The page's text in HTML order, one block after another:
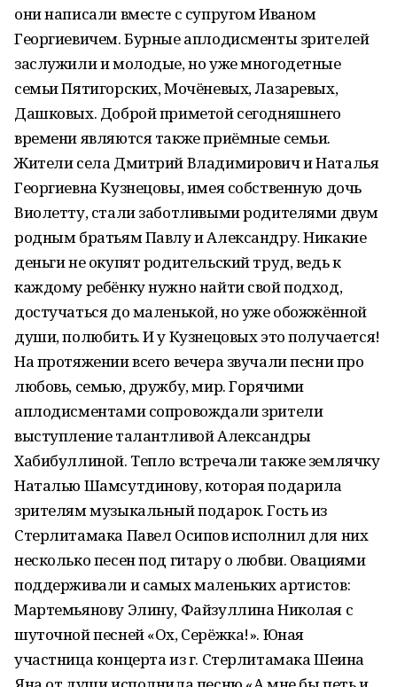
они написали вместе с супругом Иваном
Георгиевичем. Бурные аплодисменты зрителей
заслужили и молодые, но уже многодетные
семьи Пятигорских, Мочёневых, Лазаревых,
Дашковых. Доброй приметой сегодняшнего
времени являются также приёмные семьи.
Жители села Дмитрий Владимирович и Наталья
Георгиевна Кузнецовы, имея собственную дочь
Виолетту, стали заботливыми родителями двум
родным братьям Павлу и Александру. Никакие
деньги не окупят родительский труд, ведь к
каждому ребёнку нужно найти свой подход,
достучаться до маленькой, но уже обожжённой
души, полюбить. И у Кузнецовых это получается!
На протяжении всего вечера звучали песни про
любовь, семью, дружбу, мир. Горячими
аплодисментами сопровождали зрители
выступление талантливой Александры
Хабибуллиной. Тепло встречали также землячку
Наталью Шамсутдинову, которая подарила
зрителям музыкальный подарок. Гость из
Стерлитамака Павел Осипов исполнил для них
несколько песен под гитару о любви. Овациями
поддерживали и самых маленьких артистов:
Мартемьянову Элину, Файзуллина Николая с
шуточной песней «Ох, Серёжка!». Юная
участница концерта из г. Стерлитамака Шеина